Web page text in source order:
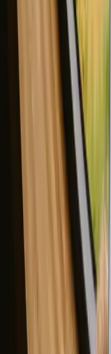
Godt å vite
med
Når du planlegger
transportmuligheter
oppmerksom på lokal
naturen. Pakk
sjekk lokale